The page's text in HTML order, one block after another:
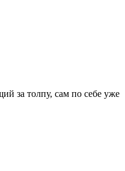
за толпу, сам по себе уже